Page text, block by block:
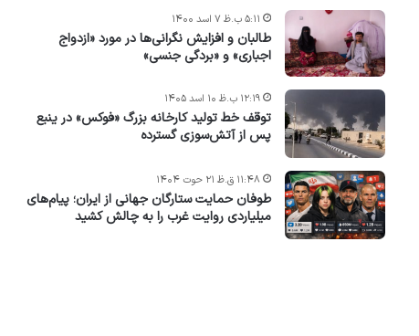
طالبان و افزایش نگرانی‌ها در مورد «ازدواج
اجباری» و «بردگی جنسی»
۵:۱۱ ب.ظ ۷ اسد ۱۴۰۰
توقف خط تولید کارخانه بزرگ «فوکس» در ینبع
پس از آتش‌سوزی گسترده
۱۲:۱۹ ب.ظ ۱۰ اسد ۱۴۰۵
طوفان حمایت ستارگان جهانی از ایران؛ پیام‌های
میلیاردی روایت غرب را به چالش کشید
۱۱:۴۸ ق.ظ ۲۱ حوت ۱۴۰۴